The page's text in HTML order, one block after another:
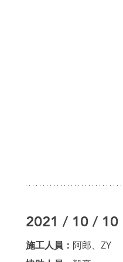
2021 / 10 / 10
施工人員： 阿郎、ZY